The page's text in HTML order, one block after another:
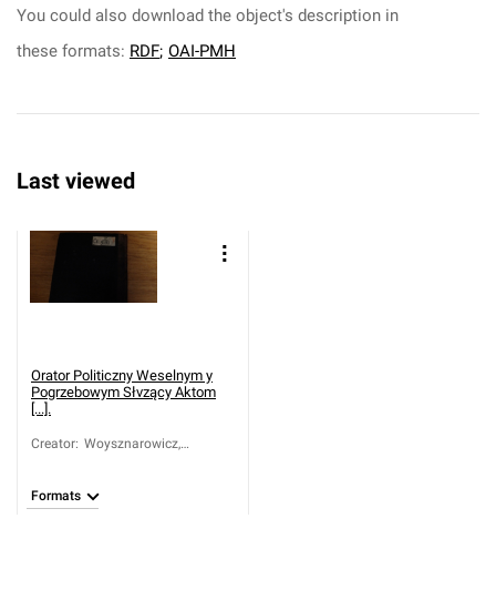
You could also download the object's description in
these formats: RDF; OAI-PMH
Last viewed
Orator Politiczny Weselnym y
Pogrzebowym Słvzący Aktom
[...].
Creator: Woysznarowicz,
Formats